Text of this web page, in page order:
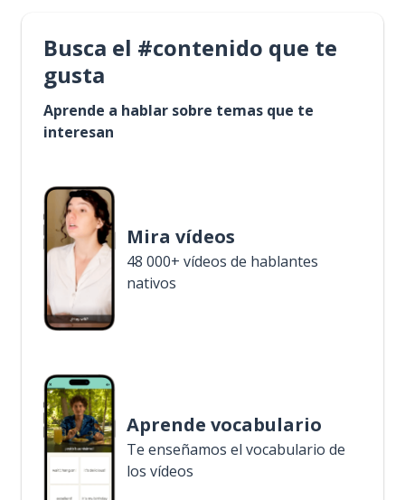
Busca el #contenido que te
gusta
Aprende a hablar sobre temas que te
interesan
Mira vídeos
48 000+ vídeos de hablantes
nativos
Aprende vocabulario
Te enseñamos el vocabulario de
los vídeos